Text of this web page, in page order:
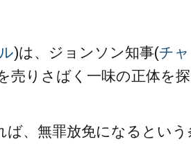
)は、ジョンソン知事(チャ
売りさばく一味の正体を探
ば、無罪放免になるという